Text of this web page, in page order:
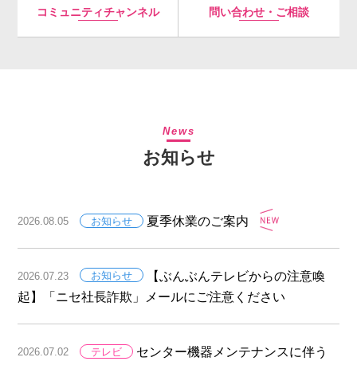
コミュニティチャンネル 問い合わせ・ご相談
News
お知らせ
2026.08.05 お知らせ 夏季休業のご案内
2026.07.23 お知らせ
【ぶんぶんテレビからの注意喚
起】「ニセ社長詐欺」メールにご注意ください
2026.07.02 テレビ
センター機器メンテナンスに伴う